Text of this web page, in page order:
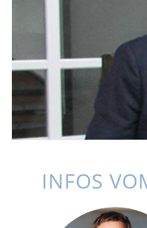
INFOS